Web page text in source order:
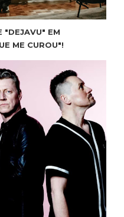
"DEJAVU" EM
ME CUROU"!